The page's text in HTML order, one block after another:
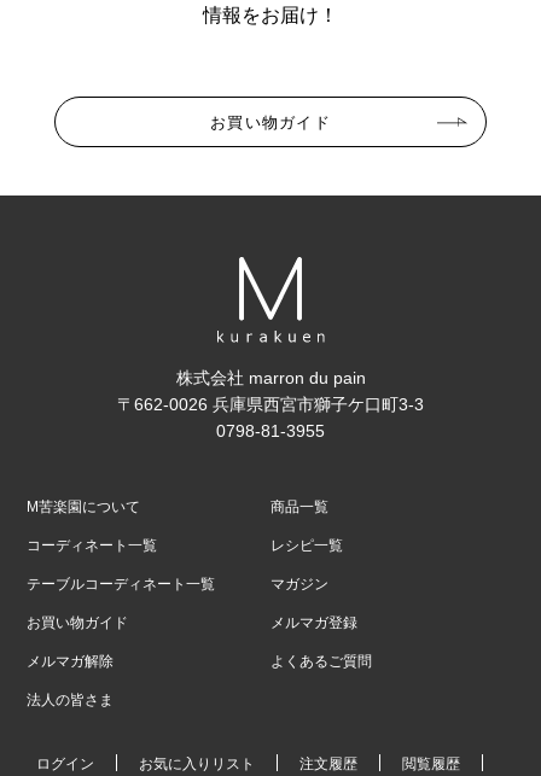
情報をお届け！
お買い物ガイド
株式会社 marron du pain
〒662-0026 兵庫県西宮市獅子ケ口町3-3
0798-81-3955
M苦楽園について 商品一覧
コーディネート一覧 レシピ一覧
テーブルコーディネート一覧 マガジン
お買い物ガイド メルマガ登録
メルマガ解除 よくあるご質問
法人の皆さま
ログイン お気に入りリスト 注文履歴 閲覧履歴